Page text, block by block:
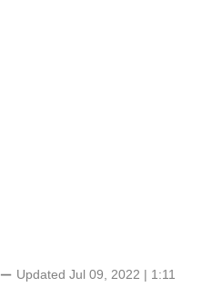
⚊ Updated Jul 09, 2022 | 1:11